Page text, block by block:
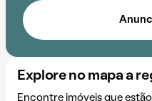
Explore no mapa a
Encontre imóveis que